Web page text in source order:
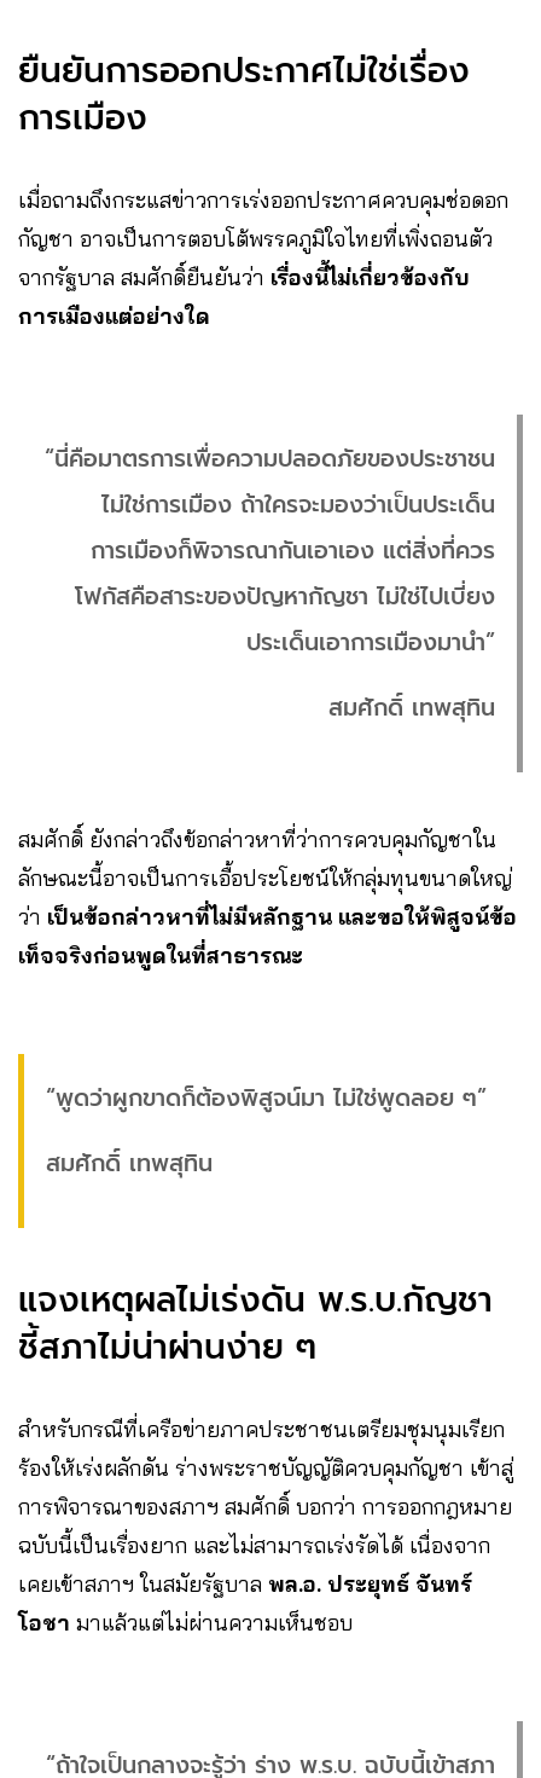
ยืนยันการออกประกาศไม่ใช่เรื่อง
การเมือง
เมื่อถามถึงกระแสข่าวการเร่งออกประกาศควบคุมช่อดอก
กัญชา อาจเป็นการตอบโต้พรรคภูมิใจไทยที่เพิ่งถอนตัว
จากรัฐบาล สมศักดิ์ยืนยันว่า เรื่องนี้ไม่เกี่ยวข้องกับ
การเมืองแต่อย่างใด
“นี่คือมาตรการเพื่อความปลอดภัยของประชาชน
ไม่ใช่การเมือง ถ้าใครจะมองว่าเป็นประเด็น
การเมืองก็พิจารณากันเอาเอง แต่สิ่งที่ควร
โฟกัสคือสาระของปัญหากัญชา ไม่ใช่ไปเบี่ยง
ประเด็นเอาการเมืองมานำ”
สมศักดิ์ เทพสุทิน
สมศักดิ์ ยังกล่าวถึงข้อกล่าวหาที่ว่าการควบคุมกัญชาใน
ลักษณะนี้อาจเป็นการเอื้อประโยชน์ให้กลุ่มทุนขนาดใหญ่
ว่า เป็นข้อกล่าวหาที่ไม่มีหลักฐาน และขอให้พิสูจน์ข้อ
เท็จจริงก่อนพูดในที่สาธารณะ
“พูดว่าผูกขาดก็ต้องพิสูจน์มา ไม่ใช่พูดลอย ๆ”
สมศักดิ์ เทพสุทิน
แจงเหตุผลไม่เร่งดัน พ.ร.บ.กัญชา
ชี้สภาไม่น่าผ่านง่าย ๆ
สำหรับกรณีที่เครือข่ายภาคประชาชนเตรียมชุมนุมเรียก
ร้องให้เร่งผลักดัน ร่างพระราชบัญญัติควบคุมกัญชา เข้าสู่
การพิจารณาของสภาฯ สมศักดิ์ บอกว่า การออกกฎหมาย
ฉบับนี้เป็นเรื่องยาก และไม่สามารถเร่งรัดได้ เนื่องจาก
เคยเข้าสภาฯ ในสมัยรัฐบาล พล.อ. ประยุทธ์ จันทร์
โอชา มาแล้วแต่ไม่ผ่านความเห็นชอบ
“ถ้าใจเป็นกลางจะรู้ว่า ร่าง พ.ร.บ. ฉบับนี้เข้าสภา